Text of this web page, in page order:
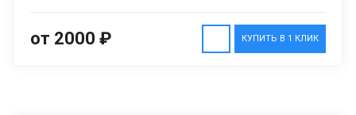
КУПИТЬ В 1 КЛИК
от 2000 ₽